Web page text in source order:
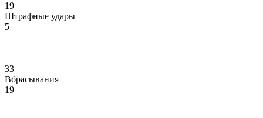
19
Штрафные удары
5
33
Вбрасывания
19